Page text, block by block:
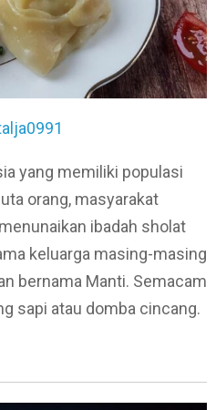
yang memiliki populasi
orang, masyarakat
ibadah sholat
keluarga masing-masing
bernama Manti. Semacam
sapi atau domba cincang.